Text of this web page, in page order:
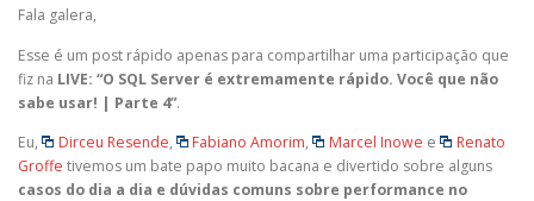
Fala galera,
Esse é um post rápido apenas para compartilhar uma participação que
fiz na LIVE: “O SQL Server é extremamente rápido. Você que não
sabe usar! | Parte 4”.
Eu,
Dirceu Resende, Fabiano Amorim, Marcel Inowe e
Renato
Groffe tivemos um bate papo muito bacana e divertido sobre alguns
casos do dia a dia e dúvidas comuns sobre performance no